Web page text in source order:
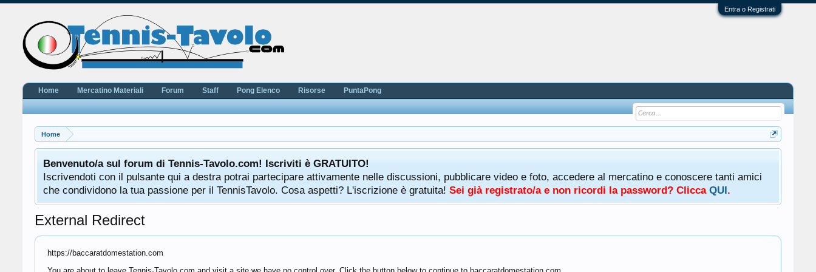
Entra o Registrati
Home
Benvenuto/a sul forum di Tennis-Tavolo.com! Iscriviti è GRATUITO!
Iscrivendoti con il pulsante qui a destra potrai partecipare attivamente nelle discussioni, pubblicare video e foto, accedere al mercatino e conoscere tanti amici
che condividono la tua passione per il TennisTavolo. Cosa aspetti? L'iscrizione è gratuita! Sei già registrato/a e non ricordi la password? Clicca QUI.
External Redirect
https://baccaratdomestation.com
Home Mercatino Materiali Forum Staff Pong Elenco Risorse PuntaPong